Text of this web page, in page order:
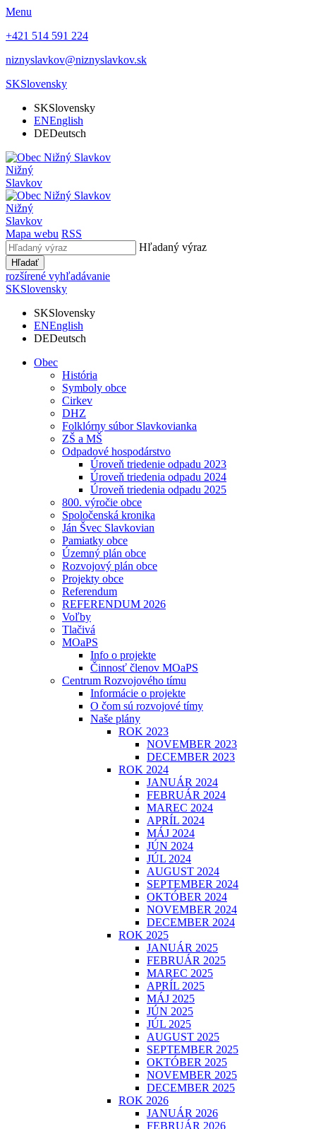
Menu
+421 514 591 224
niznyslavkov@niznyslavkov.sk
SKSlovensky
SKSlovensky
ENEnglish
DEDeutsch
Nižný
Slavkov
Nižný
Slavkov
Mapa webu RSS
Hľadaný výraz
Hľadať
rozšírené vyhľadávanie
SKSlovensky
SKSlovensky
ENEnglish
DEDeutsch
Obec
História
Symboly obce
Cirkev
DHZ
Folklórny súbor Slavkovianka
ZŠ a MŠ
Odpadové hospodárstvo
Úroveň triedenie odpadu 2023
Úroveň triedenia odpadu 2024
Úroveň triedenia odpadu 2025
800. výročie obce
Spoločenská kronika
Ján Švec Slavkovian
Pamiatky obce
Územný plán obce
Rozvojový plán obce
Projekty obce
Referendum
REFERENDUM 2026
Voľby
Tlačivá
MOaPS
Info o projekte
Činnosť členov MOaPS
Centrum Rozvojového tímu
Informácie o projekte
O čom sú rozvojové tímy
Naše plány
ROK 2023
NOVEMBER 2023
DECEMBER 2023
ROK 2024
JANUÁR 2024
FEBRUÁR 2024
MAREC 2024
APRÍL 2024
MÁJ 2024
JÚN 2024
JÚL 2024
AUGUST 2024
SEPTEMBER 2024
OKTÓBER 2024
NOVEMBER 2024
DECEMBER 2024
ROK 2025
JANUÁR 2025
FEBRUÁR 2025
MAREC 2025
APRÍL 2025
MÁJ 2025
JÚN 2025
JÚL 2025
AUGUST 2025
SEPTEMBER 2025
OKTÓBER 2025
NOVEMBER 2025
DECEMBER 2025
ROK 2026
JANUÁR 2026
FEBRUÁR 2026